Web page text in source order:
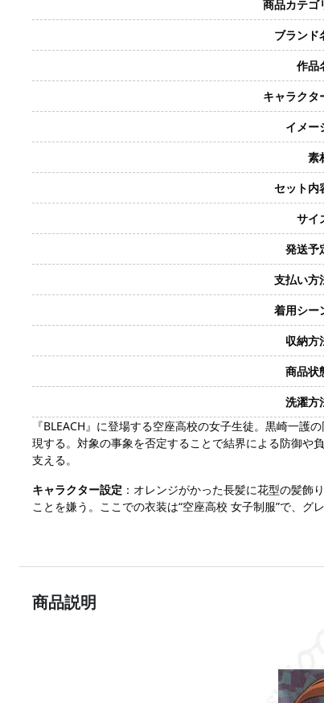
商品カテゴ
ブランド
作品
キャラクタ
イメー
素
セット内
サイ
発送予
支払い方
着用シー
収納方
商品状
洗濯方
『BLEACH』に登場する空座高校の女子生徒。黒崎一
現する。対象の事象を否定することで結界による防御や
支える。
キャラクター設定 ：オレンジがかった長髪に花型の髪
ことを嫌う。ここでの衣装は“空座高校 女子制服”で、グ
商品説明